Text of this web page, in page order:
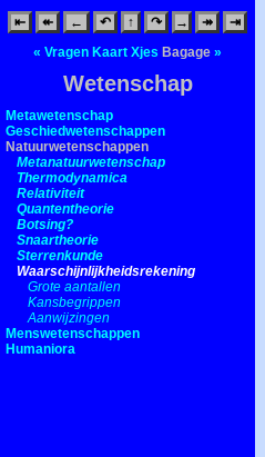
⇤ ↞ ← ↶ ↑ ↷ → ↠
⇥
« Vragen Kaart Xjes Bagage »
Wetenschap
Metawetenschap
Geschiedwetenschappen
Natuurwetenschappen
Metanatuurwetenschap
Thermodynamica
Relativiteit
Quantentheorie
Botsing?
Snaartheorie
Sterrenkunde
Waarschijnlijkheidsrekening
Grote aantallen
Kansbegrippen
Aanwijzingen
Menswetenschappen
Humaniora